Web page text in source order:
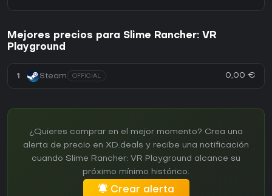
Mejores precios para Slime Rancher: VR
Playground
1 Steam OFFICIAL 0,00 €
¿Quieres comprar en el mejor momento? Crea una
alerta de precio en XD.deals y recibe una notificación
cuando Slime Rancher: VR Playground alcance su
próximo mínimo histórico.
Crear alerta